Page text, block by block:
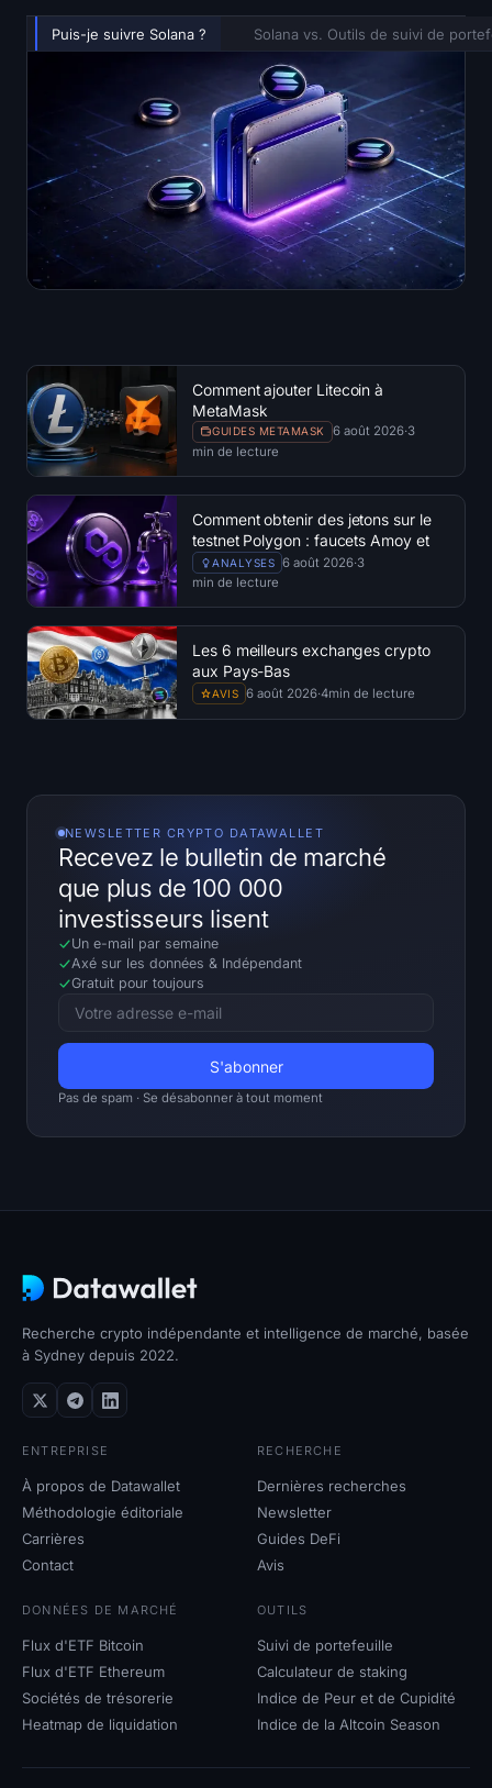
Puis-je suivre Solana ? Solana vs. Outils de suivi de
Comment ajouter Litecoin à
MetaMask
GUIDES METAMASK 6 août 2026·3
min de lecture
Comment obtenir des jetons sur le
testnet Polygon : faucets Amoy et
limitesANALYSES 6 août 2026·3
min de lecture
Les 6 meilleurs exchanges crypto
aux Pays-Bas
AVIS 6 août 2026·4min de lecture
NEWSLETTER CRYPTO DATAWALLET
Recevez le bulletin de marché
que plus de 100 000
investisseurs lisent
Un e-mail par semaine
Axé sur les données & Indépendant
Gratuit pour toujours
Pas de spam · Se désabonner à tout moment
Recherche crypto indépendante et intelligence de marché, basée
à Sydney depuis 2022.
ENTREPRISE
À propos de Datawallet
Méthodologie éditoriale
Carrières
Contact
RECHERCHE
Dernières recherches
Newsletter
Guides DeFi
Avis
DONNÉES DE MARCHÉ
Flux d'ETF Bitcoin
Flux d'ETF Ethereum
Sociétés de trésorerie
Heatmap de liquidation
OUTILS
Suivi de portefeuille
Calculateur de staking
Indice de Peur et de Cupidité
Indice de la Altcoin Season